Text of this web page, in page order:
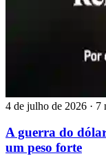
4 de julho de 2026 · 7
A guerra do
um peso forte